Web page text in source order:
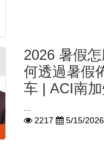
2026 暑假
何透過暑假
车 | ACI南
2217
5/15/2026